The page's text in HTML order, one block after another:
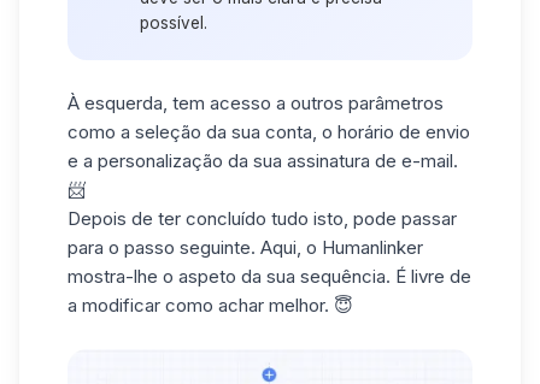
possível.
À esquerda, tem acesso a outros parâmetros
como a seleção da sua conta, o horário de envio
e a personalização da sua assinatura de e-mail.
📨
Depois de ter concluído tudo isto, pode passar
para o passo seguinte. Aqui, o Humanlinker
mostra-lhe o aspeto da sua sequência. É livre de
a modificar como achar melhor. 😇